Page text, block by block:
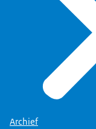
Archief